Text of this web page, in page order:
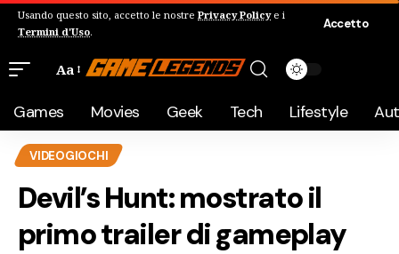
Usando questo sito, accetto le nostre Privacy Policye i
Termini d'Uso.
Accetto
Aa
Games Movies Geek Tech Lifestyle
VIDEOGIOCHI
Devil’s Hunt: mostrato il
primo trailer di gameplay